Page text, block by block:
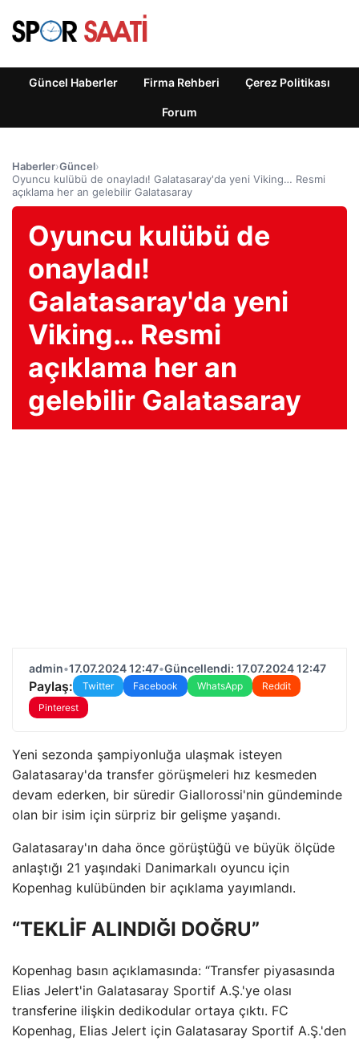
Güncel Haberler Firma Rehberi Çerez Politikası
Forum
Haberler›Güncel›
Oyuncu kulübü de onayladı! Galatasaray'da yeni Viking… Resmi
açıklama her an gelebilir Galatasaray
Oyuncu kulübü de
onayladı!
Galatasaray'da yeni
Viking… Resmi
açıklama her an
gelebilir Galatasaray
admin•17.07.2024 12:47•Güncellendi: 17.07.2024 12:47
Paylaş: Twitter Facebook WhatsApp
Reddit
Pinterest
Yeni sezonda şampiyonluğa ulaşmak isteyen
Galatasaray'da transfer görüşmeleri hız kesmeden
devam ederken, bir süredir Giallorossi'nin gündeminde
olan bir isim için sürpriz bir gelişme yaşandı.
Galatasaray'ın daha önce görüştüğü ve büyük ölçüde
anlaştığı 21 yaşındaki Danimarkalı oyuncu için
Kopenhag kulübünden bir açıklama yayımlandı.
“TEKLİF ALINDIĞI DOĞRU”
Kopenhag basın açıklamasında: “Transfer piyasasında
Elias Jelert'in Galatasaray Sportif A.Ş.'ye olası
transferine ilişkin dedikodular ortaya çıktı. FC
Kopenhag, Elias Jelert için Galatasaray Sportif A.Ş.'den